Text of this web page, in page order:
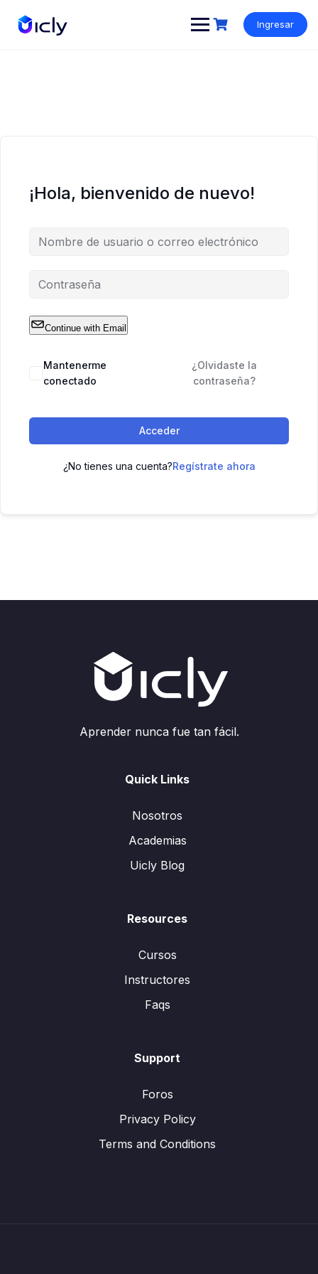
Ingresar
¡Hola, bienvenido de nuevo!
Continue with Email
Mantenerme
conectado
¿Olvidaste la
contraseña?
Acceder
¿No tienes una cuenta?Regístrate ahora
Aprender nunca fue tan fácil.
Quick Links
Nosotros
Academias
Uicly Blog
Resources
Cursos
Instructores
Faqs
Support
Foros
Privacy Policy
Terms and Conditions